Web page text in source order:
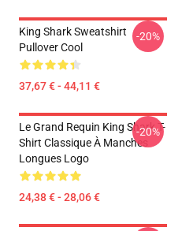
King Shark Sweatshirt
Pullover Cool
37,67 € - 44,11 €
-20%
Le Grand Requin King Shark T-
Shirt Classique À Manches
Longues Logo
24,38 € - 28,06 €
-20%